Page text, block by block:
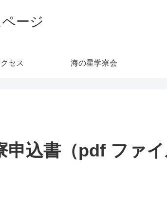
ージ
セス 海の星学寮会
込書（pdf ファイ